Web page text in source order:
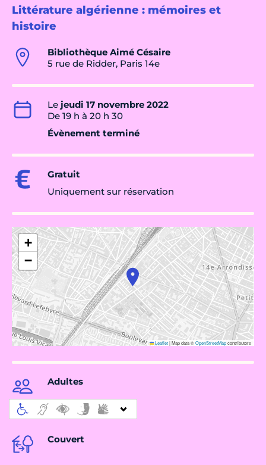
Littérature algérienne : mémoires et
histoire
Bibliothèque Aimé Césaire
5 rue de Ridder, Paris 14e
Le jeudi 17 novembre 2022
De 19 h à 20 h 30
Évènement terminé
Gratuit
Uniquement sur réservation
+
−
Leaflet|Map data ©OpenStreetMapcontributors
Adultes
Couvert